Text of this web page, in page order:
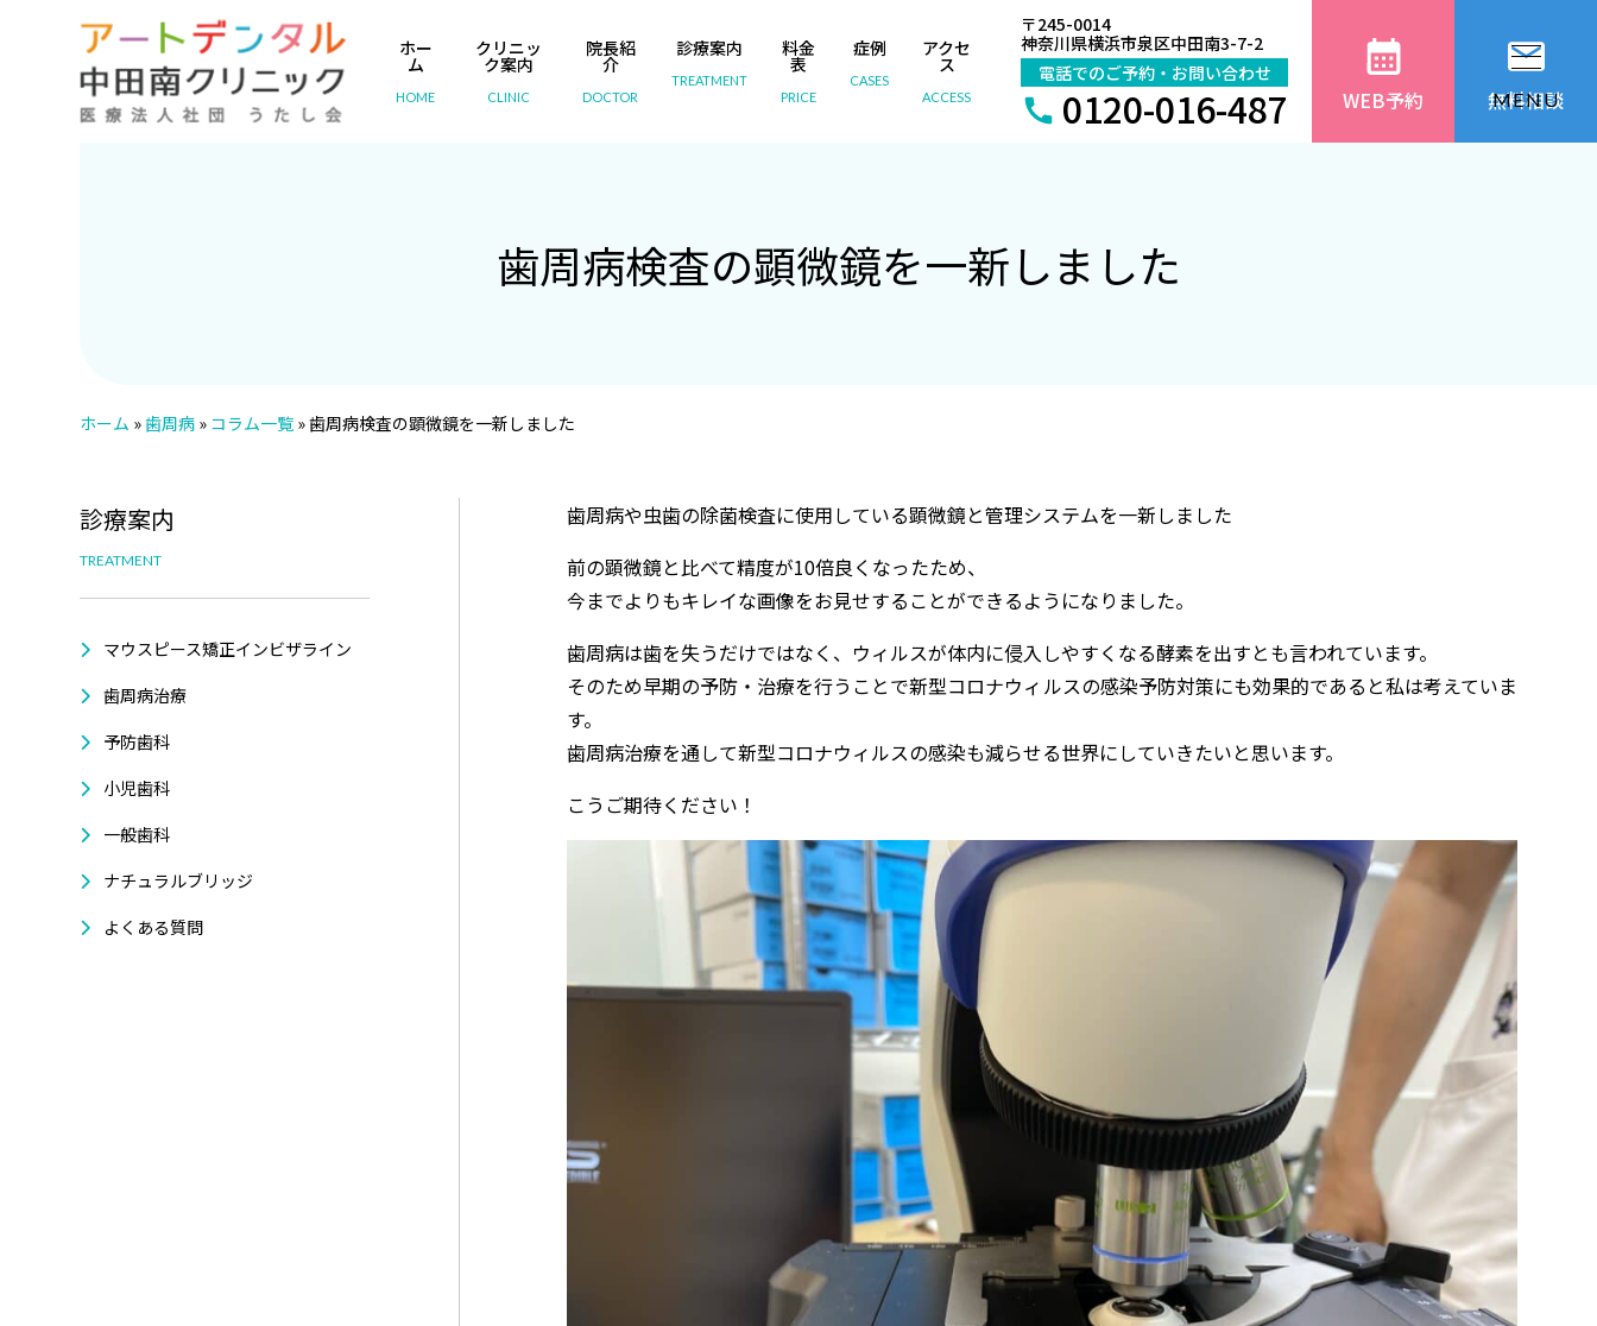
ホー
ム
HOME
クリニッ
ク案内
CLINIC
院長紹
介
DOCTOR
診療案内
TREATMENT
料金
表
PRICE
症例
CASES
アクセ
ス
ACCESS
〒245-0014
神奈川県横浜市泉区中田南3-7-2
電話でのご予約・お問い合わせ
0120-016-487 WEB予約 無料相談
MENU
歯周病検査の顕微鏡を一新しました
ホーム »歯周病 » コラム一覧 »歯周病検査の顕微鏡を一新しました
診療案内
TREATMENT
マウスピース矯正インビザライン
歯周病治療
予防歯科
小児歯科
一般歯科
ナチュラルブリッジ
よくある質問
歯周病や虫歯の除菌検査に使用している顕微鏡と管理システムを一新しました
前の顕微鏡と比べて精度が10倍良くなったため、
今までよりもキレイな画像をお見せすることができるようになりました。
歯周病は歯を失うだけではなく、ウィルスが体内に侵入しやすくなる酵素を出すとも言われています。
そのため早期の予防・治療を行うことで新型コロナウィルスの感染予防対策にも効果的であると私は考えていま
す。
歯周病治療を通して新型コロナウィルスの感染も減らせる世界にしていきたいと思います。
こうご期待ください！